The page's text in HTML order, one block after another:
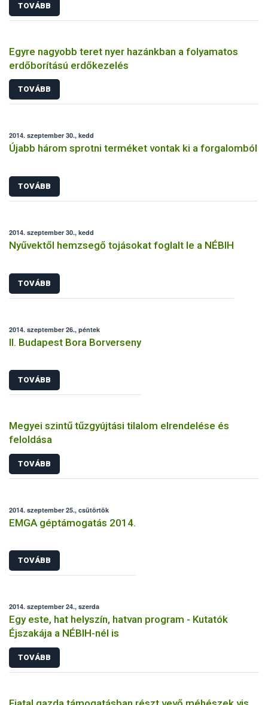
TOVÁBB
Egyre nagyobb teret nyer hazánkban a folyamatos
erdőborítású erdőkezelés
TOVÁBB
2014. szeptember 30., kedd
Újabb három sprotni terméket vontak ki a forgalomból
TOVÁBB
2014. szeptember 30., kedd
Nyűvektől hemzsegő tojásokat foglalt le a NÉBIH
TOVÁBB
2014. szeptember 26., péntek
II. Budapest Bora Borverseny
TOVÁBB
Megyei szintű tűzgyújtási tilalom elrendelése és
feloldása
TOVÁBB
2014. szeptember 25., csütörtök
EMGA géptámogatás 2014.
TOVÁBB
2014. szeptember 24., szerda
Egy este, hat helyszín, hatvan program - Kutatók
Éjszakája a NÉBIH-nél is
TOVÁBB